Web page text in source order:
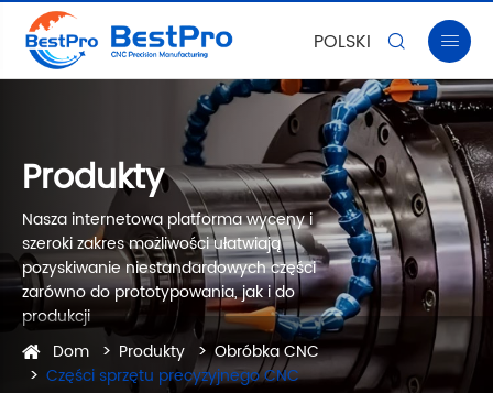
POLSKI  
Produkty
Nasza internetowa platforma wyceny i
szeroki zakres możliwości ułatwiają
pozyskiwanie niestandardowych części
zarówno do prototypowania, jak i do
produkcji
Dom
Produkty
Obróbka CNC
Części sprzętu precyzyjnego CNC